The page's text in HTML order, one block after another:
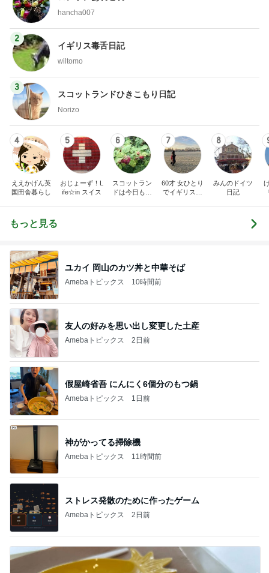
hancha007
2
イギリス毒舌日記
wiltomo
3
スコットランドひきこもり日記
Norizo
4
ええかげん英
国田舎暮らし
5
おじょーず！L
ife☆in スイス
6
スコットラン
ドは今日も曇
7
60才 女ひとり
でイギリスに
8
みんのドイツ
日記
もっと見る
ユカイ 岡山のカツ丼と中華そば
Amebaトピックス 10時間前
友人の好みを思い出し変更した土産
Amebaトピックス 2日前
假屋崎省吾 にんにく6個分のもつ鍋
Amebaトピックス 1日前
神がかってる掃除機
Amebaトピックス 11時間前
ストレス発散のために作ったゲーム
Amebaトピックス 2日前